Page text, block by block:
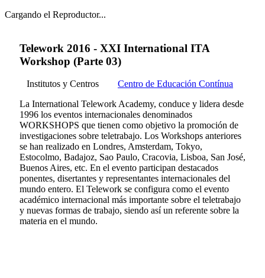
Cargando el Reproductor...
Telework 2016 - XXI International ITA
Workshop (Parte 03)
Institutos y Centros
Centro de Educación Contínua
La International Telework Academy, conduce y lidera desde
1996 los eventos internacionales denominados
WORKSHOPS que tienen como objetivo la promoción de
investigaciones sobre teletrabajo. Los Workshops anteriores
se han realizado en Londres, Amsterdam, Tokyo,
Estocolmo, Badajoz, Sao Paulo, Cracovia, Lisboa, San José,
Buenos Aires, etc. En el evento participan destacados
ponentes, disertantes y representantes internacionales del
mundo entero. El Telework se configura como el evento
académico internacional más importante sobre el teletrabajo
y nuevas formas de trabajo, siendo así un referente sobre la
materia en el mundo.